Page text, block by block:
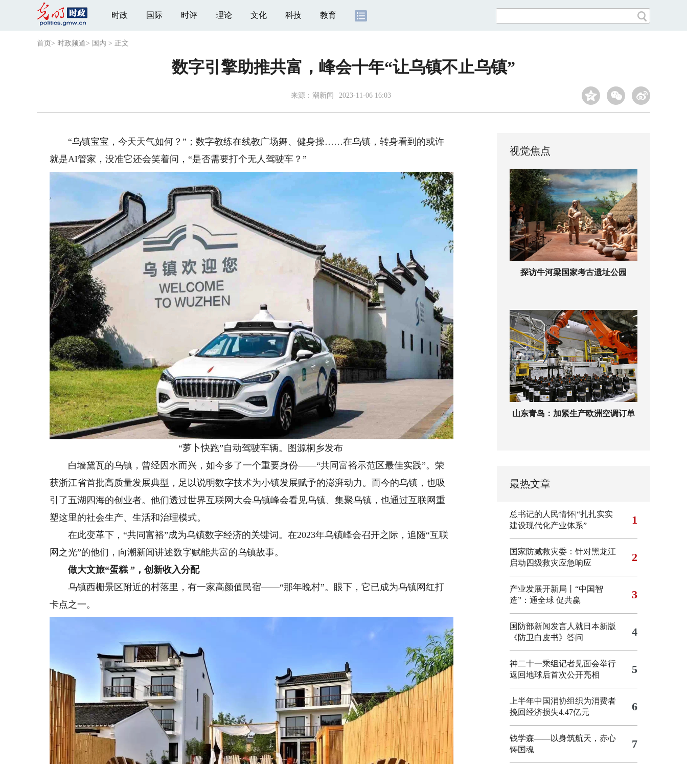
时政 国际 时评 理论 文化 科技 教育
首页 > 时政频道> 国内 > 正文
数字引擎助推共富，峰会十年“让乌镇不止乌镇”
来源： 潮新闻 2023-11-06 16:03
“乌镇宝宝，今天天气如何？”；数字教练在线教广场舞、健身操……在乌镇，转身看到的或许
就是AI管家，没准它还会笑着问，“是否需要打个无人驾驶车？”
“萝卜快跑”自动驾驶车辆。图源桐乡发布
白墙黛瓦的乌镇，曾经因水而兴，如今多了一个重要身份——“共同富裕示范区最佳实践”。荣
获浙江省首批高质量发展典型，足以说明数字技术为小镇发展赋予的澎湃动力。而今的乌镇，也吸
引了五湖四海的创业者。他们透过世界互联网大会乌镇峰会看见乌镇、集聚乌镇，也通过互联网重
塑这里的社会生产、生活和治理模式。
在此变革下，“共同富裕”成为乌镇数字经济的关键词。在2023年乌镇峰会召开之际，追随“互联
网之光”的他们，向潮新闻讲述数字赋能共富的乌镇故事。
做大文旅“蛋糕 ”，创新收入分配
乌镇西栅景区附近的村落里，有一家高颜值民宿——“那年晚村”。眼下，它已成为乌镇网红打
卡点之一。
视觉焦点
探访牛河梁国家考古遗址公园
山东青岛：加紧生产欧洲空调订单
最热文章
总书记的人民情怀|“扎扎实实
建设现代化产业体系”
1
国家防减救灾委：针对黑龙江
启动四级救灾应急响应
2
产业发展开新局丨“中国智
造”：通全球 促共赢
3
国防部新闻发言人就日本新版
《防卫白皮书》答问
4
神二十一乘组记者见面会举行
返回地球后首次公开亮相
5
上半年中国消协组织为消费者
挽回经济损失4.47亿元
6
钱学森——以身筑航天，赤心
铸国魂
7